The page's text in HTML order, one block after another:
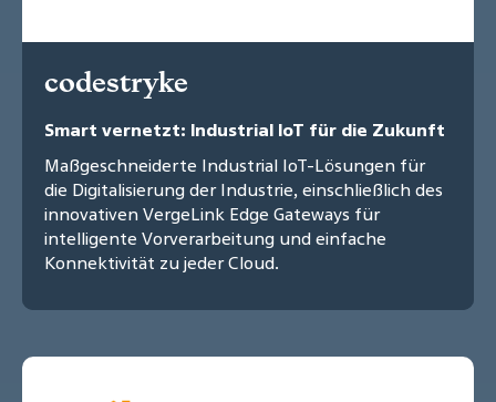
codestryke
Smart vernetzt: Industrial IoT für die Zukunft
Maßgeschneiderte Industrial IoT-Lösungen für
die Digitalisierung der Industrie, einschließlich des
innovativen VergeLink Edge Gateways für
intelligente Vorverarbeitung und einfache
Konnektivität zu jeder Cloud.